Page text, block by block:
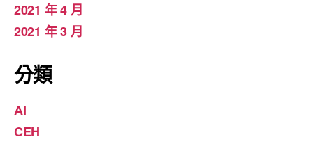
2021 年 4 月
2021 年 3 月
分類
AI
CEH